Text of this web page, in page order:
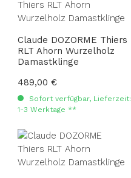
Claude DOZORME Thiers
RLT Ahorn Wurzelholz
Damastklinge
Regulärer Preis:
489,00 €
Sofort verfügbar, Lieferzeit:
1-3 Werktage **